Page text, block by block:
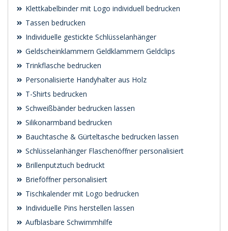
Klettkabelbinder mit Logo individuell bedrucken
Tassen bedrucken
Individuelle gestickte Schlüsselanhänger
Geldscheinklammern Geldklammern Geldclips
Trinkflasche bedrucken
Personalisierte Handyhalter aus Holz
T-Shirts bedrucken
Schweißbänder bedrucken lassen
Silikonarmband bedrucken
Bauchtasche & Gürteltasche bedrucken lassen
Schlüsselanhänger Flaschenöffner personalisiert
Brillenputztuch bedruckt
Brieföffner personalisiert
Tischkalender mit Logo bedrucken
Individuelle Pins herstellen lassen
Aufblasbare Schwimmhilfe